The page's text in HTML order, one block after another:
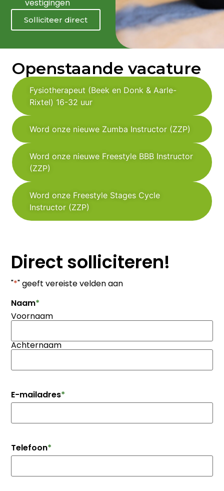
vestigingen
Solliciteer direct
Openstaande vacature
Fysiotherapeut (Beek en Donk & Aarle-
Rixtel) 16-32 uur
Word onze nieuwe Zumba Instructor (ZZP)
Word onze nieuwe Freestyle BBB Instructor
(ZZP)
Word onze Freestyle Stages Cycle
Instructor (ZZP)
Direct solliciteren!
"*" geeft vereiste velden aan
Naam*
Voornaam
Achternaam
E-mailadres*
Telefoon*